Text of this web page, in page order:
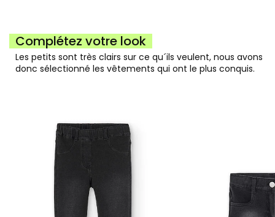
Complétez votre look
Les petits sont très clairs sur ce qu´ils veulent, nous avons
donc sélectionné les vêtements qui ont le plus conquis.